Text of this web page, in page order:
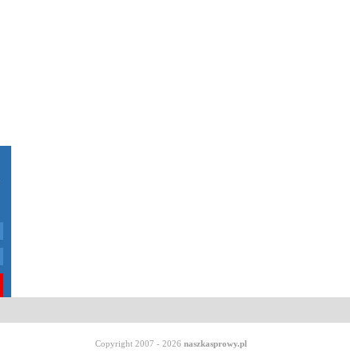
Copyright 2007 - 2026 naszkasprowy.pl